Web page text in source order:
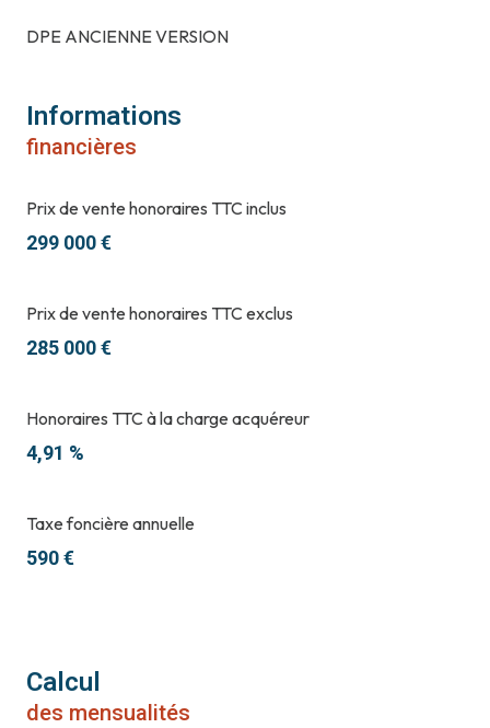
DPE ANCIENNE VERSION
Informations
financières
Prix de vente honoraires TTC inclus
299 000 €
Prix de vente honoraires TTC exclus
285 000 €
Honoraires TTC à la charge acquéreur
4,91 %
Taxe foncière annuelle
590 €
Calcul
des mensualités